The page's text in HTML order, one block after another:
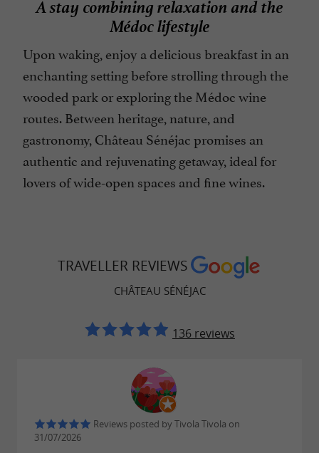
Médoc lifestyle
Upon waking, enjoy a delicious breakfast in an
enchanting setting before strolling through the
wooded park or exploring the Médoc wine
routes. Between heritage, nature, and
gastronomy, Château Sénéjac promises an
authentic and rejuvenating getaway, ideal for
lovers of wide-open spaces and fine wines.
TRAVELLER REVIEWS
CHÂTEAU SÉNÉJAC
136 reviews
Reviews posted by Tivola Tivola on
31/07/2026